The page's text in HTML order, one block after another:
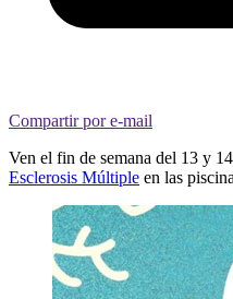
Compartir por e-mail
Ven el fin de semana del 13 y
Esclerosis Múltiple en las